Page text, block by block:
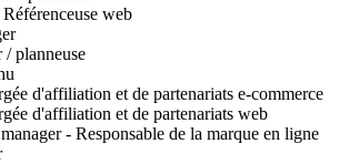
web
/ planneuse
d'affiliation et de partenariats e-commerce
d'affiliation et de partenariats web
- Responsable de la marque en ligne